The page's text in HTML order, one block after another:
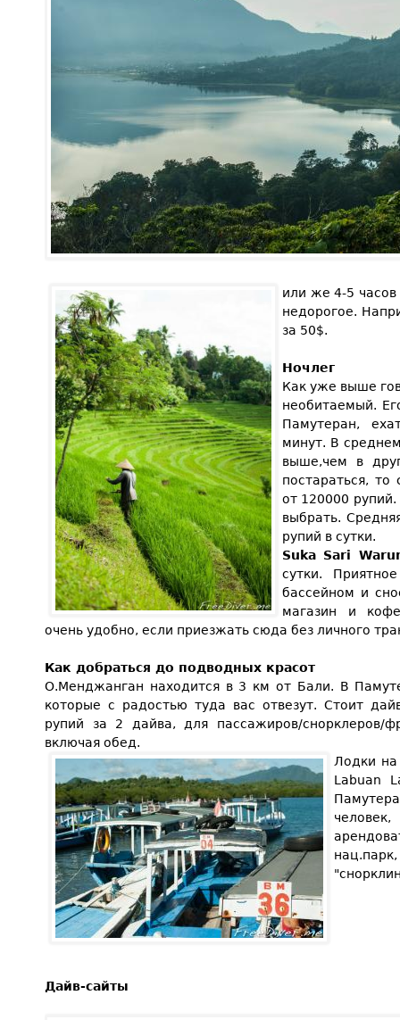
или же 4-5 часов
недорогое.
за 50$.
Ночлег
Как уже выше
необитаемый.
Памутеран,
минут. В
выше,чем в
постараться,
от 120000 рупий.
выбрать.
рупий в сутки.
Suka Sari
сутки.
бассейном и
магазин и
очень удобно, если приезжать сюда без личного
Как добраться до подводных красот
О.Менджанган находится в 3 км от Бали. В
которые с радостью туда вас отвезут. Стоит
рупий за 2 дайва, для пассажиров/снорклеров/
включая обед.
Лодки
Labuan
Дайв-сайты